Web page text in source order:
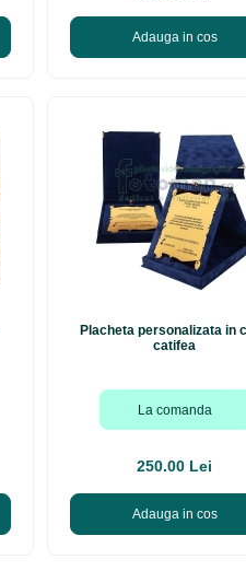
Adauga in cos
Placheta personalizata in
catifea
La comanda
250.00 Lei
Adauga in cos